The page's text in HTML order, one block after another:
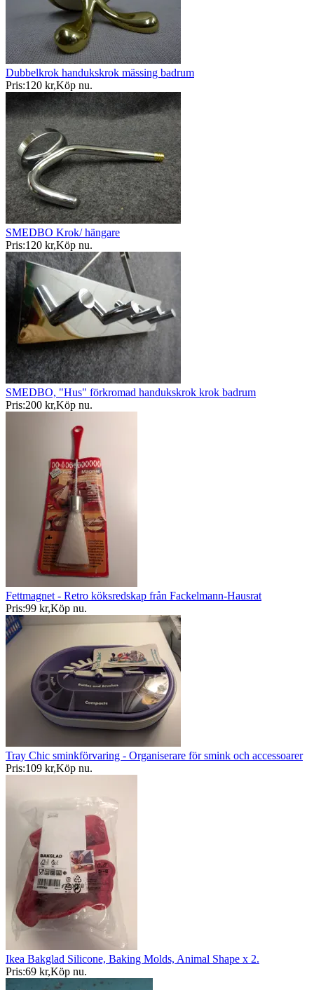
Dubbelkrok handukskrok mässing badrum
Pris:120 kr,Köp nu.
SMEDBO Krok/ hängare
Pris:120 kr,Köp nu.
SMEDBO, "Hus" förkromad handukskrok krok badrum
Pris:200 kr,Köp nu.
Fettmagnet - Retro köksredskap från Fackelmann-Hausrat
Pris:99 kr,Köp nu.
Tray Chic sminkförvaring - Organiserare för smink och accessoarer
Pris:109 kr,Köp nu.
Ikea Bakglad Silicone, Baking Molds, Animal Shape x 2.
Pris:69 kr,Köp nu.